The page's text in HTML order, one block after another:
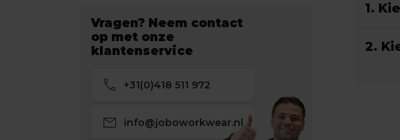
Vragen? Neem contact
op met onze
klantenservice
call +31(0)418 511 972
mail info@joboworkwear.nl
1.
2.